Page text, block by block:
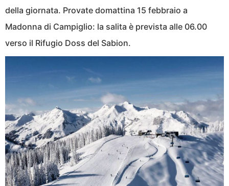
della giornata. Provate domattina 15 febbraio a
Madonna di Campiglio: la salita è prevista alle 06.00
verso il Rifugio Doss del Sabion.